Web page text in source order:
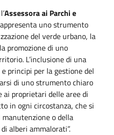
Assessora ai Parchi e
uno strumento
del verde urbano, la
promozione di uno
L’inclusione di una
principi per la gestione del
di uno strumento chiaro
proprietari delle aree di
in ogni circostanza, che si
o della
alberi ammalorati”.